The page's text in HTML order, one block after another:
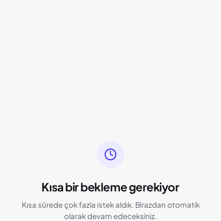
Kısa bir bekleme gerekiyor
Kısa sürede çok fazla istek aldık. Birazdan otomatik
olarak devam edeceksiniz.